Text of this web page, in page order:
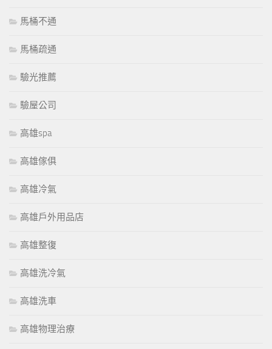
馬桶不通
馬桶疏通
驗光推薦
驗屋公司
高雄spa
高雄傢俱
高雄冷氣
高雄戶外用品店
高雄整復
高雄洗冷氣
高雄洗車
高雄物理治療